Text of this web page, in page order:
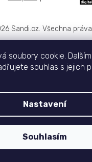
soubory cookie.
souhlas s jejich
Nastavení
Souhlasím
Sandi.cz. Všechna